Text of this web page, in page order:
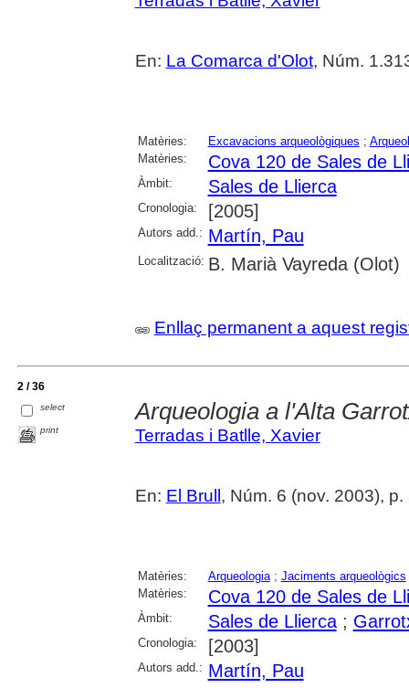
En: La Comarca d'Olot, Núm.
Matèries: Excavacions arqueològiques ;
Matèries:
Cova 120 de Sales de
Àmbit: Sales de Llierca
Cronologia: [2005]
Autors add.: Martín, Pau
Localització: B. Marià Vayreda (Olot)
Enllaç permanent a aquest
2 / 36
select
print
Arqueologia a l'Alta
Terradas i Batlle, Xavier
En: El Brull , Núm. 6 (nov. 2003), p.
Matèries: Arqueologia; Jaciments arqueològics
Matèries:
Cova 120 de Sales de
Àmbit: Sales de Llierca;
Cronologia: [2003]
Autors add.: Martín, Pau